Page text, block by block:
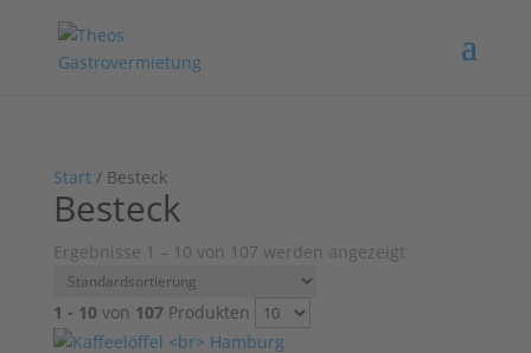
Start/ Besteck
Besteck
Ergebnisse 1 – 10 von 107 werden angezeigt
1 - 10 von 107Produkten